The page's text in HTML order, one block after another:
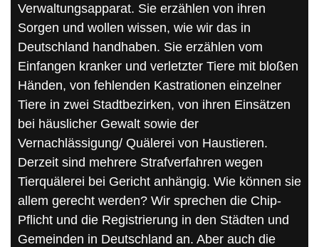
Verwaltungsapparat. Sie erzählen von ihren
Sorgen und wollen wissen, wie wir das in
Deutschland handhaben. Sie erzählen vom
Einfangen kranker und verletzter Tiere mit bloßen
Händen, von fehlenden Kastrationen einzelner
Tiere in zwei Stadtbezirken, von ihren Einsätzen
bei häuslicher Gewalt sowie der
Vernachlässigung/ Quälerei von Haustieren.
Derzeit sind mehrere Strafverfahren wegen
Tierquälerei bei Gericht anhängig. Wie können sie
allem gerecht werden? Wir sprechen die Chip-
Pflicht und die Registrierung in den Städten und
Gemeinden in Deutschland an. Aber auch die